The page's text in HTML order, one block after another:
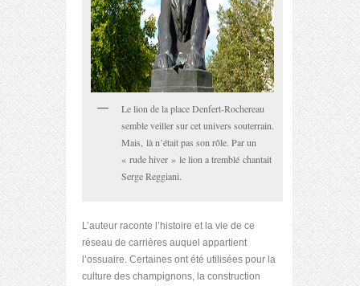
Le lion de la place Denfert-Rochereau
semble veiller sur cet univers souterrain.
Mais, là n’était pas son rôle. Par un
« rude hiver » le lion a tremblé chantait
Serge Reggiani.
L’auteur raconte l’histoire et la vie de ce
réseau de carrières auquel appartient
l’ossuaire. Certaines ont été utilisées pour la
culture des champignons, la construction